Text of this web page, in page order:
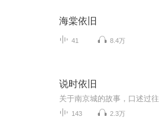
海棠依旧
41 8.4万
说时依旧
关于南京城的故事，口述过
143 2.3万